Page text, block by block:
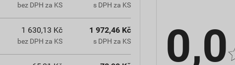
bez DPH za KS s DPH za KS
1 630,13 Kč
bez DPH za KS
1 972,46 Kč
s DPH za KS 0,0